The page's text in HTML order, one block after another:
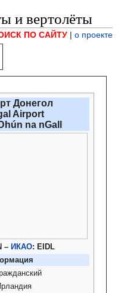
и вертолёты
ПО САЙТУ | о проекте
Донегол
Airport
na nGall
– ИКАО: EIDL